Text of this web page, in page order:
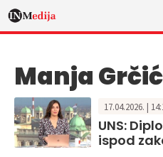
Manja Grčić
17.04.2026. |
UNS:
ispod